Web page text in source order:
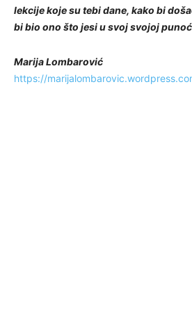
lekcije koje su tebi dane, kako bi
bi bio ono što jesi u svoj svojoj
Marija Lombarović
https://